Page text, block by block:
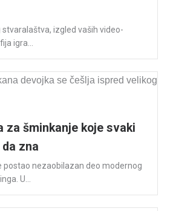
izgled vaših video-
igra...
za šminkanje koje svaki
zna
postao nezaobilazan deo modernog
U...